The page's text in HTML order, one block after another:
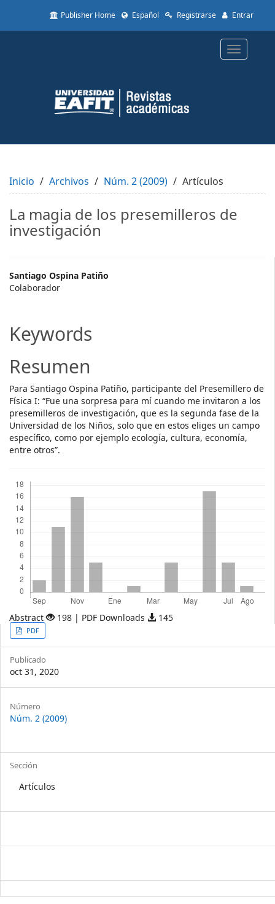
to
Content
Sidebar
Publisher Home Español Registrarse Entrar
Toggle
Inicio Archivos Núm. 2 (2009) Artículos
La magia de los presemilleros de
investigación
Main
Article
Santiago Ospina Patiño
Colaborador
Keywords
Resumen
Para Santiago Ospina Patiño, participante del Presemillero de
Física I: “Fue una sorpresa para mí cuando me invitaron a los
presemilleros de investigación, que es la segunda fase de la
Universidad de los Niños, solo que en estos eliges un campo
específico, como por ejemplo ecología, cultura, economía,
entre otros”.
Abstract 198 | PDF Downloads 145
Article
Sidebar
PDF
Publicado
oct 31, 2020
Article
Details
Número
Núm. 2 (2009)
Sección
Artículos